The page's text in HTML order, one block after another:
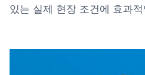
있는 실제 현장 조건에 효과